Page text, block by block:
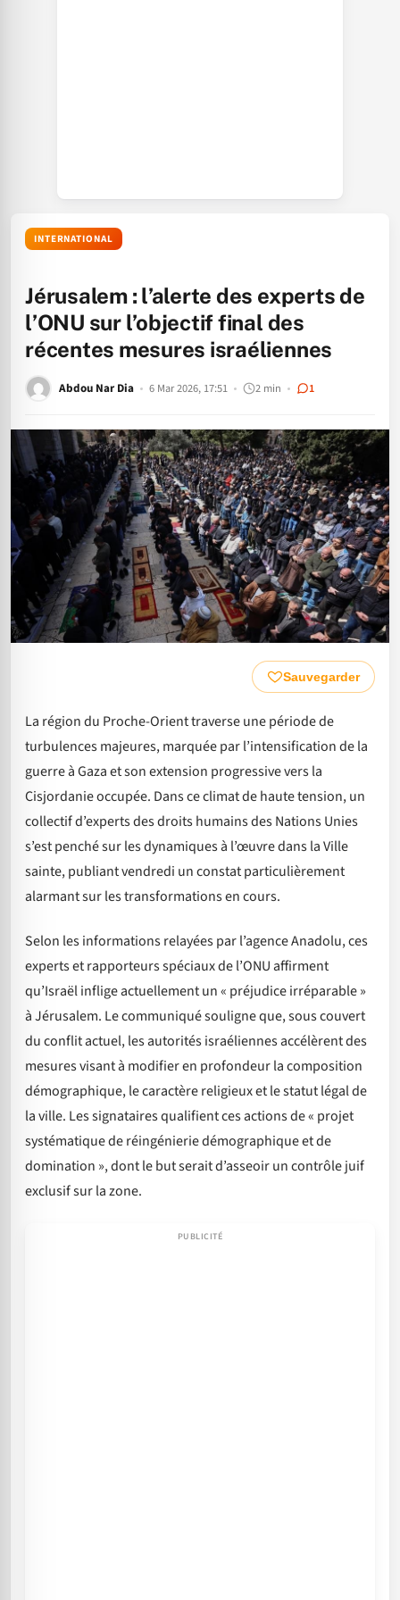
INTERNATIONAL
Jérusalem : l’alerte des experts de
l’ONU sur l’objectif final des
récentes mesures israéliennes
Abdou Nar Dia 6 Mar 2026, 17:51 2 min 1
Sauvegarder
La région du Proche-Orient traverse une période de
turbulences majeures, marquée par l’intensification de la
guerre à Gaza et son extension progressive vers la
Cisjordanie occupée. Dans ce climat de haute tension, un
collectif d’experts des droits humains des Nations Unies
s’est penché sur les dynamiques à l’œuvre dans la Ville
sainte, publiant vendredi un constat particulièrement
alarmant sur les transformations en cours.
Selon les informations relayées par l’agence Anadolu, ces
experts et rapporteurs spéciaux de l’ONU affirment
qu’Israël inflige actuellement un « préjudice irréparable »
à Jérusalem. Le communiqué souligne que, sous couvert
du conflit actuel, les autorités israéliennes accélèrent des
mesures visant à modifier en profondeur la composition
démographique, le caractère religieux et le statut légal de
la ville. Les signataires qualifient ces actions de « projet
systématique de réingénierie démographique et de
domination », dont le but serait d’asseoir un contrôle juif
exclusif sur la zone.